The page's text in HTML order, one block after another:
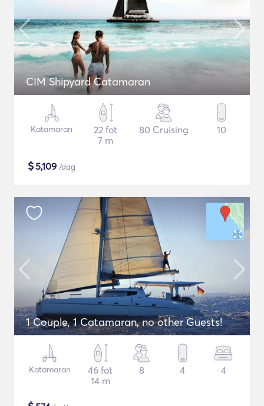
CIM Shipyard Catamaran
Katamaran
22 fot
7 m
80 Cruising 10
$5,109 /dag
1 Couple, 1 Catamaran, no other Guests!
Katamaran
46 fot
14 m
8 4 4